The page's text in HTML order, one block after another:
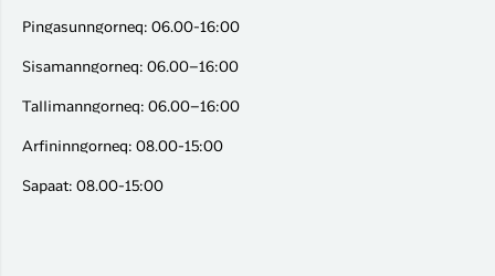
Pingasunngorneq: 06.00-16:00
Sisamanngorneq: 06.00–16:00
Tallimanngorneq: 06.00–16:00
Arfininngorneq: 08.00-15:00
Sapaat: 08.00-15:00